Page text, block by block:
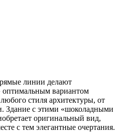
линии делают
оптимальным вариантом
стиля архитектуры, от
Здание с этими «шоколадными
оригинальный вид,
с тем элегантные очертания.